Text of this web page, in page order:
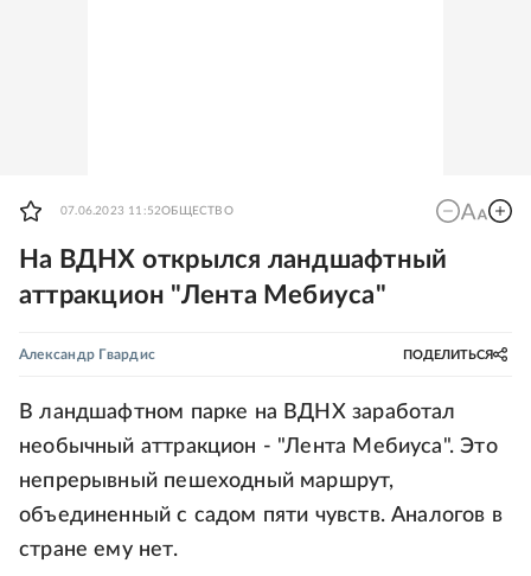
07.06.2023 11:52ОБЩЕСТВО
На ВДНХ открылся ландшафтный
аттракцион "Лента Мебиуса"
Александр Гвардис ПОДЕЛИТЬСЯ
В ландшафтном парке на ВДНХ заработал
необычный аттракцион - "Лента Мебиуса". Это
непрерывный пешеходный маршрут,
объединенный с садом пяти чувств. Аналогов в
стране ему нет.